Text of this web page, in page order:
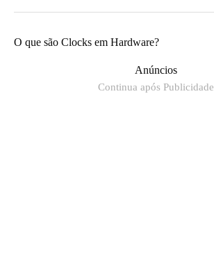
O que são Clocks em Hardware?
Anúncios
Continua após Publicidade